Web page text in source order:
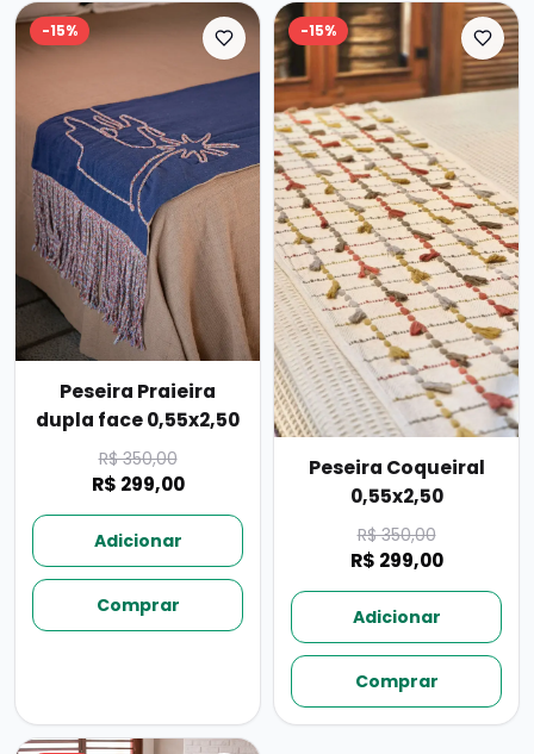
-15%
Peseira Praieira
dupla face 0,55x2,50
R$ 350,00
R$ 299,00
Adicionar
Comprar
-15%
Peseira Coqueiral
0,55x2,50
R$ 350,00
R$ 299,00
Adicionar
Comprar